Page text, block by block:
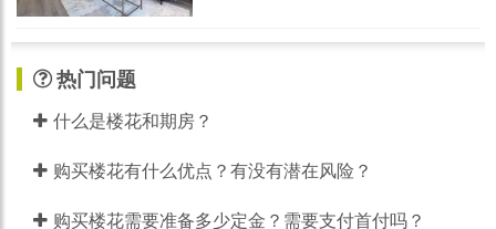
热门问题
什么是楼花和期房？
购买楼花有什么优点？有没有潜在风险？
购买楼花需要准备多少定金？需要支付首付吗？